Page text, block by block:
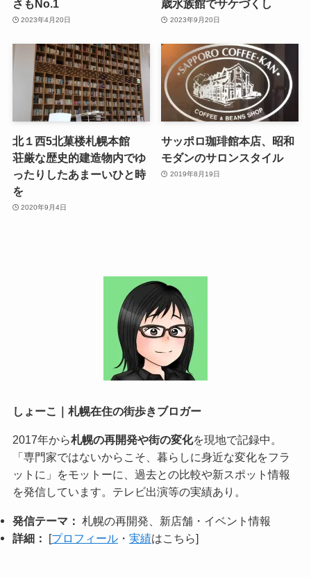
さもNo.1
2023年4月20日
歳水族館でサケづくし
2023年9月20日
北１西5北菓楼札幌本館
荘厳な歴史的建造物内でゆ
ったりしたあまーいひと時
を
2020年9月4日
サッポロ珈琲館本店、昭和
モダンのサロンスタイル
2019年8月19日
しょーこ｜札幌在住の街歩きブロガー
2017年から札幌の再開発や街の変化を現地で記録中。
「専門家ではないからこそ、暮らしに身近な変化をフラ
ットに」をモットーに、過去との比較や新スポット情報
を発信しています。テレビ出演等の実績あり。
発信テーマ： 札幌の再開発、新店舗・イベント情報
詳細：
[プロフィール・ 実績はこちら]